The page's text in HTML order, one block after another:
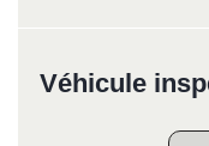
Véhicule